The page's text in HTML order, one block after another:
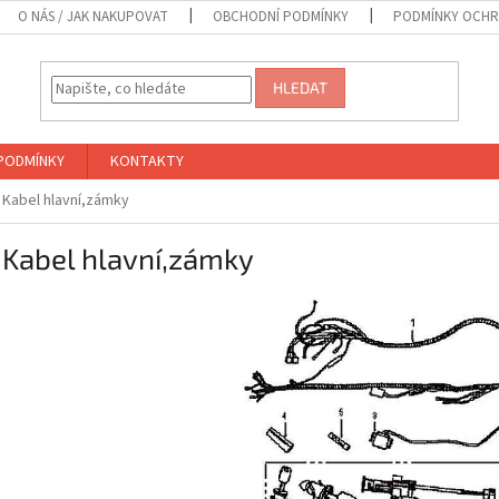
O NÁS / JAK NAKUPOVAT OBCHODNÍ PODMÍNKY PODMÍNKY
HLEDAT
KONTAKTY
Kabel hlavní,zámky
hlavní,zámky